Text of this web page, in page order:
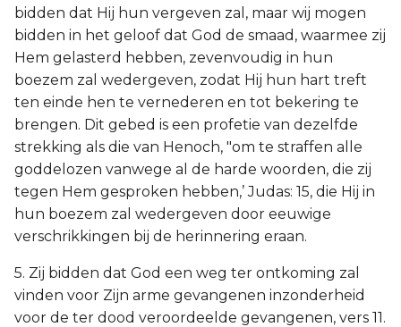
bidden dat Hij hun vergeven zal, maar wij mogen
bidden in het geloof dat God de smaad, waarmee zij
Hem gelasterd hebben, zevenvoudig in hun
boezem zal wedergeven, zodat Hij hun hart treft
ten einde hen te vernederen en tot bekering te
brengen. Dit gebed is een profetie van dezelfde
strekking als die van Henoch, "om te straffen alle
goddelozen vanwege al de harde woorden, die zij
tegen Hem gesproken hebben,’ Judas: 15, die Hij in
hun boezem zal wedergeven door eeuwige
verschrikkingen bij de herinnering eraan.
5. Zij bidden dat God een weg ter ontkoming zal
vinden voor Zijn arme gevangenen inzonderheid
voor de ter dood veroordeelde gevangenen, vers 11.